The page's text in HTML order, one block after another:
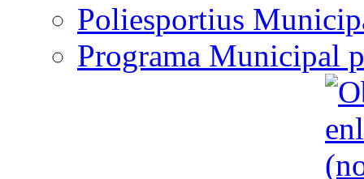
Poliesportius
Programa Municipal